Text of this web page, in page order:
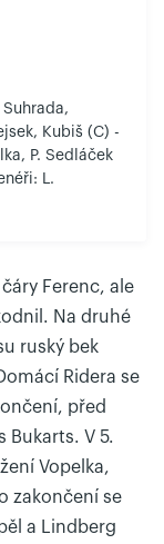
Kubiš (C) -
P. Sedláček
L.
Ferenc, ale
Na druhé
ruský bek
Ridera se
před
Bukarts. V 5.
Vopelka,
zakončení se
a Lindberg